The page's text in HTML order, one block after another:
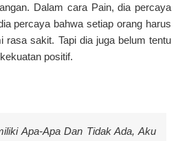
Dalam cara Pain, dia percaya
percaya bahwa setiap orang harus
rasa sakit. Tapi dia juga belum tentu
positif.
Apa-Apa Dan Tidak Ada, Aku